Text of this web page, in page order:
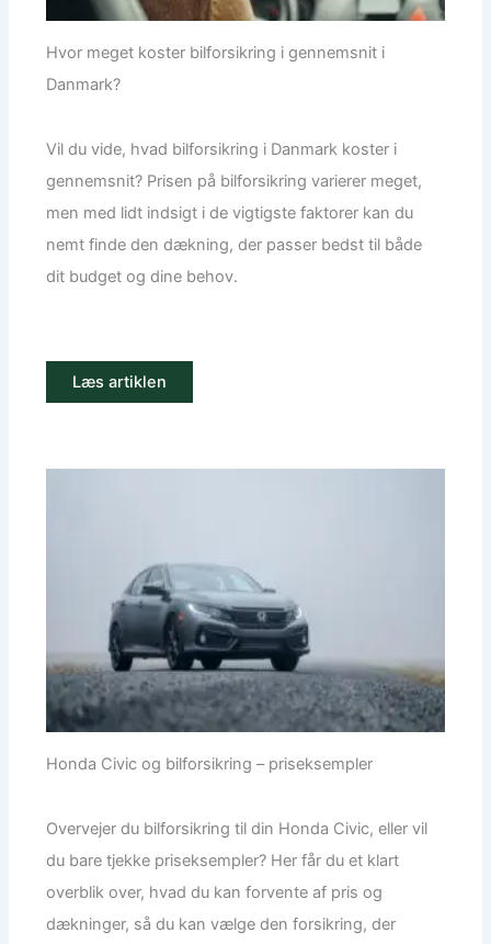
Hvor meget koster bilforsikring i gennemsnit i
Danmark?
Vil du vide, hvad bilforsikring i Danmark koster i
gennemsnit? Prisen på bilforsikring varierer meget,
men med lidt indsigt i de vigtigste faktorer kan du
nemt finde den dækning, der passer bedst til både
dit budget og dine behov.
Læs artiklen
Honda Civic og bilforsikring – priseksempler
Overvejer du bilforsikring til din Honda Civic, eller vil
du bare tjekke priseksempler? Her får du et klart
overblik over, hvad du kan forvente af pris og
dækninger, så du kan vælge den forsikring, der